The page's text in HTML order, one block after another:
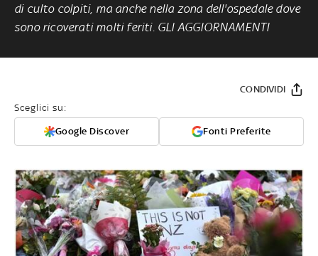
di culto colpiti, ma anche nella zona dell'ospedale dove
sono ricoverati molti feriti. GLI AGGIORNAMENTI
Sceglici su:
Google Discover Fonti Preferite
CONDIVIDI